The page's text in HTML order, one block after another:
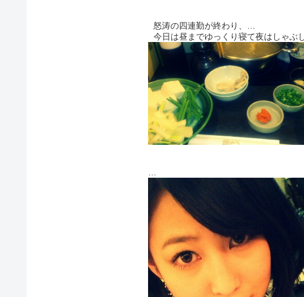
怒涛の四連勤が終わり、
お野菜もたくさん食べれて
ちょー幸せな気分なう☆～(ゝ｡ ∂)
みんなは、何たべたー？
そして、昨日の撮影でパーティードレス